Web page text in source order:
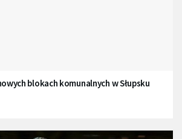
blokach komunalnych w Słupsku